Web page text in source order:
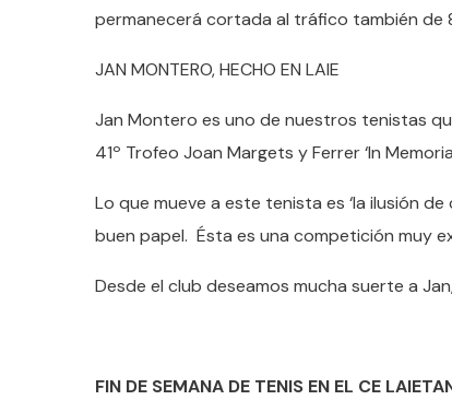
permanecerá cortada al tráfico también de
JAN MONTERO, HECHO EN LAIE
Jan Montero es uno de nuestros tenistas
41º Trofeo Joan Margets y Ferrer ‘In
Lo que mueve a este tenista es ‘la ilusión
buen papel. Ésta es una competición muy
Desde el club deseamos mucha suerte a
FIN DE SEMANA DE TENIS EN EL CE